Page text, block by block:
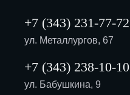
+7 (343) 231-77-72
ул. Металлургов, 67
+7 (343) 238-10-10
ул. Бабушкина, 9